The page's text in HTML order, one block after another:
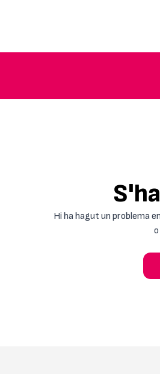
Hi ha hagut un problema